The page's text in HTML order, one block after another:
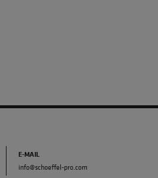
E-MAIL
info@schoeffel-pro.com